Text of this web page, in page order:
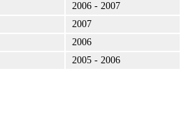
2006 - 2007
2007
2006
2005 - 2006